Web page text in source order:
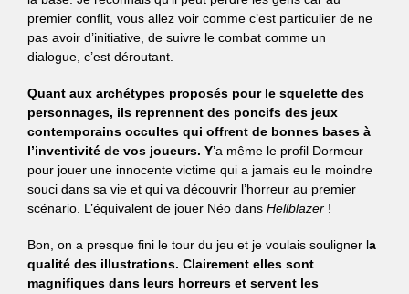
premier conflit, vous allez voir comme c’est particulier de ne
pas avoir d’initiative, de suivre le combat comme un
dialogue, c’est déroutant.
Quant aux archétypes proposés pour le squelette des
personnages, ils reprennent des poncifs des jeux
contemporains occultes qui offrent de bonnes bases à
l’inventivité de vos joueurs. Y’a même le profil Dormeur
pour jouer une innocente victime qui a jamais eu le moindre
souci dans sa vie et qui va découvrir l’horreur au premier
scénario. L’équivalent de jouer Néo dans Hellblazer !
Bon, on a presque fini le tour du jeu et je voulais souligner la
qualité des illustrations. Clairement elles sont
magnifiques dans leurs horreurs et servent les